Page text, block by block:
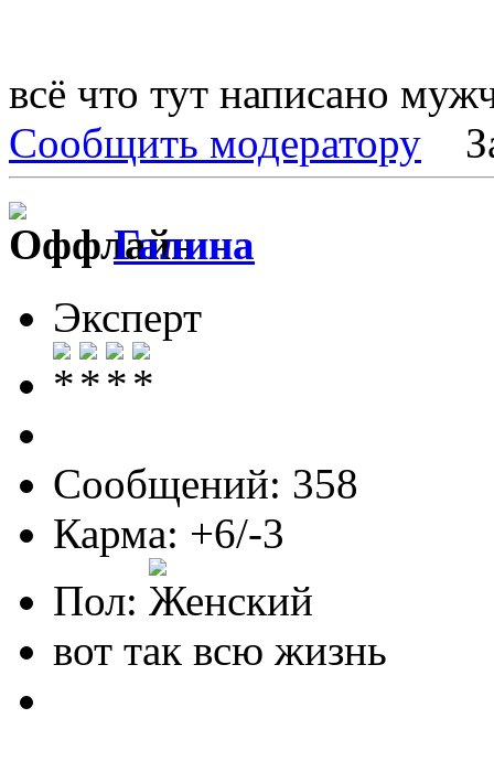
всё что тут написано
Сообщить модератору
Галина
Эксперт
Сообщений: 358
Карма: +6/-3
Пол:
вот так всю жизнь